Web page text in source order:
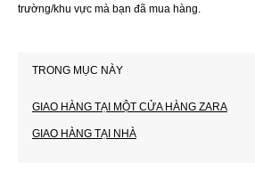
trường/khu vực mà bạn đã mua hàng.
TRONG MỤC NÀY
GIAO HÀNG TẠI MỘT CỬA HÀNG ZARA
GIAO HÀNG TẠI NHÀ